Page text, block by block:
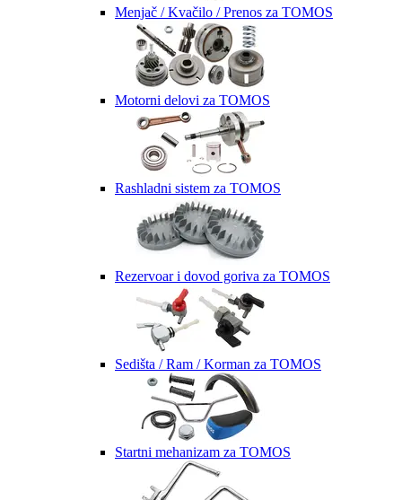
Menjač / Kvačilo / Prenos za TOMOS
Motorni delovi za TOMOS
Rashladni sistem za TOMOS
Rezervoar i dovod goriva za TOMOS
Sedišta / Ram / Korman za TOMOS
Startni mehanizam za TOMOS